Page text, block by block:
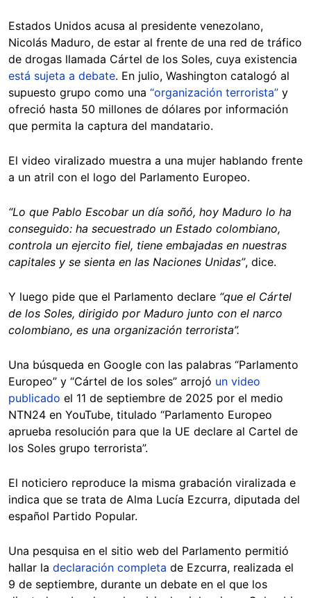
Estados Unidos acusa al presidente venezolano,
Nicolás Maduro, de estar al frente de una red de tráfico
de drogas llamada Cártel de los Soles, cuya existencia
está sujeta a debate. En julio, Washington catalogó al
supuesto grupo como una “organización terrorista” y
ofreció hasta 50 millones de dólares por información
que permita la captura del mandatario.
El video viralizado muestra a una mujer hablando frente
a un atril con el logo del Parlamento Europeo.
“Lo que Pablo Escobar un día soñó, hoy Maduro lo ha
conseguido: ha secuestrado un Estado colombiano,
controla un ejercito fiel, tiene embajadas en nuestras
capitales y se sienta en las Naciones Unidas”, dice.
Y luego pide que el Parlamento declare “que el Cártel
de los Soles, dirigido por Maduro junto con el narco
colombiano, es una organización terrorista”.
Una búsqueda en Google con las palabras “Parlamento
Europeo” y “Cártel de los soles” arrojó un video
publicado el 11 de septiembre de 2025 por el medio
NTN24 en YouTube, titulado “Parlamento Europeo
aprueba resolución para que la UE declare al Cartel de
los Soles grupo terrorista”.
El noticiero reproduce la misma grabación viralizada e
indica que se trata de Alma Lucía Ezcurra, diputada del
español Partido Popular.
Una pesquisa en el sitio web del Parlamento permitió
hallar la declaración completa de Ezcurra, realizada el
9 de septiembre, durante un debate en el que los